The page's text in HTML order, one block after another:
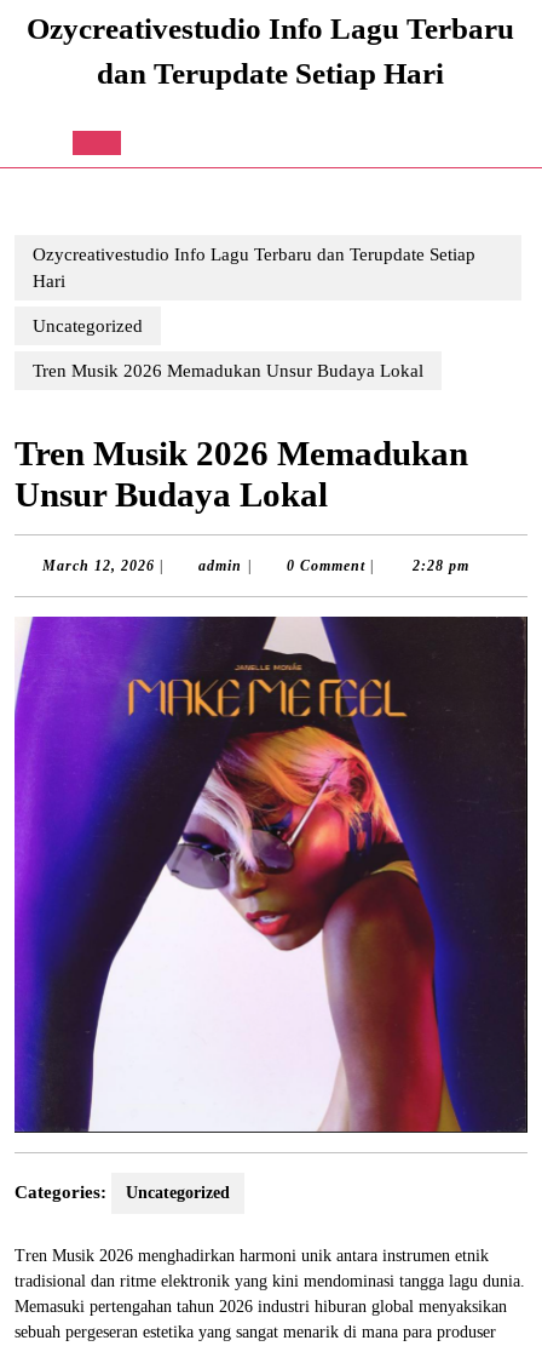
Ozycreativestudio Info Lagu Terbaru
dan Terupdate Setiap Hari
Open
Ozycreativestudio Info Lagu Terbaru dan Terupdate Setiap
Hari
Uncategorized
Tren Musik 2026 Memadukan Unsur Budaya Lokal
Tren Musik 2026 Memadukan
Unsur Budaya Lokal
March 12, 2026 Marchadmin admin 0 Comment 2:28 pm
Categories: Uncategorized
Tren Musik 2026 menghadirkan harmoni unik antara instrumen etnik
tradisional dan ritme elektronik yang kini mendominasi tangga lagu dunia.
Memasuki pertengahan tahun 2026 industri hiburan global menyaksikan
sebuah pergeseran estetika yang sangat menarik di mana para produser